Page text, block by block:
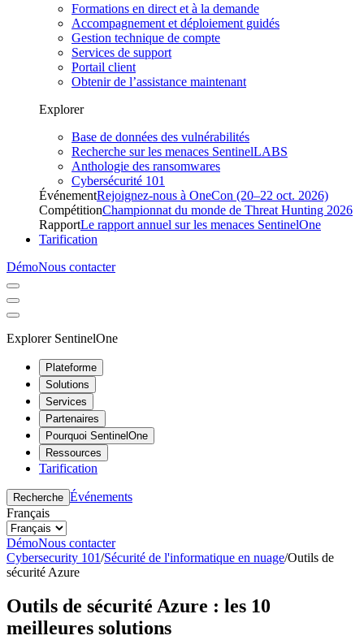
Formations en direct et à la demande
Accompagnement et déploiement guidés
Gestion technique de compte
Services de support
Portail client
Obtenir de l’assistance maintenant
Explorer
Base de données des vulnérabilités
Recherche sur les menaces SentinelLABS
Anthologie des ransomwares
Cybersécurité 101
ÉvénementRejoignez-nous à OneCon (20–22 oct. 2026)
CompétitionChampionnat du monde de Threat Hunting 2026
RapportLe rapport annuel sur les menaces SentinelOne
Tarification
DémoNous contacter
Explorer SentinelOne
Plateforme
Solutions
Services
Partenaires
Pourquoi SentinelOne
Ressources
Tarification
Recherche Événements
Français
DémoNous contacter
Cybersecurity 101/Sécurité de l'informatique en nuage/Outils de
sécurité Azure
Outils de sécurité Azure : les 10
meilleures solutions